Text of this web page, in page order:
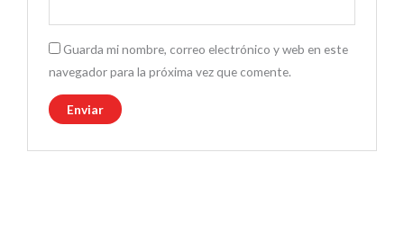
Guarda mi nombre, correo electrónico y web en este
navegador para la próxima vez que comente.